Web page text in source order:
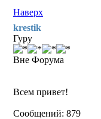
Наверх
krestik
Гуру
Вне Форума
Всем привет!
Сообщений: 879